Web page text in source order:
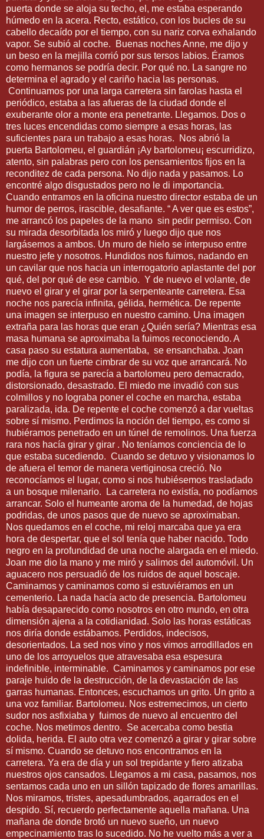
puerta donde se aloja su techo, el, me estaba esperando
húmedo en la acera. Recto, estático, con los bucles de su
cabello decaído por el tiempo, con su nariz corva exhalando
vapor. Se subió al coche.
Buenas noches Anne, me dijo y
un beso en la mejilla corrió por sus tersos labios. Éramos
como hermanos se podría decir. Por qué no. La sangre no
determina el agrado y el cariño hacia las personas.
Continuamos por una larga carretera sin farolas hasta el
periódico, estaba a las afueras de la ciudad donde el
exuberante olor a monte era penetrante. Llegamos. Dos o
tres luces encendidas como siempre a esas horas, las
suficientes para un trabajo a esas horas.
Nos abrió la
puerta Bartolomeu, el guardián ¡Ay bartolomeu¡ escurridizo,
atento, sin palabras pero con los pensamientos fijos en la
reconditez de cada persona. No dijo nada y pasamos. Lo
encontré algo disgustados pero no le di importancia.
Cuando entramos en la oficina nuestro director estaba de un
humor de perros, irascible, desafiante. “ A ver que es estos”,
me arrancó los papeles de la mano sin pedir permiso. Con
su mirada desorbitada los miró y luego dijo que nos
largásemos a ambos. Un muro de hielo se interpuso entre
nuestro jefe y nosotros. Hundidos nos fuimos, nadando en
un cavilar que nos hacia un interrogatorio aplastante del por
qué, del por qué de ese cambio. Y de nuevo el volante, de
nuevo el girar y el girar por la serpenteante carretera. Esa
noche nos parecía infinita, gélida, hermética. De repente
una imagen se interpuso en nuestro camino. Una imagen
extraña para las horas que eran ¿Quién sería? Mientras esa
masa humana se aproximaba la fuimos reconociendo. A
casa paso su estatura aumentaba, se ensanchaba. Joan
me dijo con un fuerte cimbrar de su voz que arrancará. No
podía, la figura se parecía a bartolomeu pero demacrado,
distorsionado, desastrado. El miedo me invadió con sus
colmillos y no lograba poner el coche en marcha, estaba
paralizada, ida. De repente el coche comenzó a dar vueltas
sobre sí mismo. Perdimos la noción del tiempo, es como si
hubiéramos penetrado en un túnel de remolinos. Una fuerza
rara nos hacía girar y girar . No teníamos conciencia de lo
que estaba sucediendo. Cuando se detuvo y visionamos lo
de afuera el temor de manera vertiginosa creció. No
reconocíamos el lugar, como si nos hubiésemos trasladado
a un bosque milenario.
La carretera no existía, no podíamos
arrancar. Solo el humeante aroma de la humedad, de hojas
podridas, de unos pasos que de nuevo se aproximaban.
Nos quedamos en el coche, mi reloj marcaba que ya era
hora de despertar, que el sol tenía que haber nacido. Todo
negro en la profundidad de una noche alargada en el miedo.
Joan me dio la mano y me miró y salimos del automóvil. Un
aguacero nos persuadió de los ruidos de aquel boscaje.
Caminamos y caminamos como si estuviéramos en un
cementerio. La nada hacía acto de presencia. Bartolomeu
había desaparecido como nosotros en otro mundo, en otra
dimensión ajena a la cotidianidad. Solo las horas estáticas
nos diría donde estábamos. Perdidos, indecisos,
desorientados. La sed nos vino y nos vimos arrodillados en
uno de los arroyuelos que atravesaba esa espesura
indefinible, interminable. Caminamos y caminamos por ese
paraje huido de la destrucción, de la devastación de las
garras humanas. Entonces, escuchamos un grito. Un grito a
una voz familiar. Bartolomeu. Nos estremecimos, un cierto
sudor nos asfixiaba y fuimos de nuevo al encuentro del
coche. Nos metimos dentro. Se acercaba como bestia
dolida, herida. El auto otra vez comenzó a girar y girar sobre
sí mismo. Cuando se detuvo nos encontramos en la
carretera. Ya era de día y un sol trepidante y fiero atizaba
nuestros ojos cansados. Llegamos a mi casa, pasamos, nos
sentamos cada uno en un sillón tapizado de flores amarillas.
Nos miramos, tristes, apesadumbrados, agarrados en el
despido. Sí, recuerdo perfectamente aquella mañana. Una
mañana de donde brotó un nuevo sueño, un nuevo
empecinamiento tras lo sucedido. No he vuelto más a ver a